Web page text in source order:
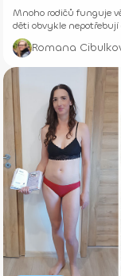
být emočně
Mnoho rodičů funguje
děti obvykle
Romana